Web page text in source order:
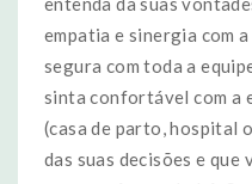
empatia e sinergia com
segura com toda a
sinta confortável com a
(casa de parto, hospital
das suas decisões e